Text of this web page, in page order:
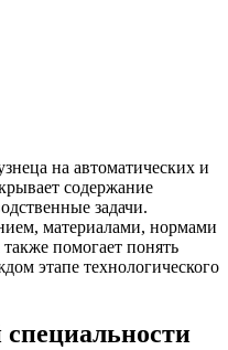
на автоматических и
содержание
задачи.
материалами, нормами
также помогает понять
этапе технологического
специальности